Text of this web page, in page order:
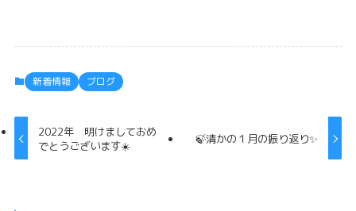
新着情報 ブログ
2022年 明けましておめ
でとうございます☀️
🍃清かの１月の振り返り✨